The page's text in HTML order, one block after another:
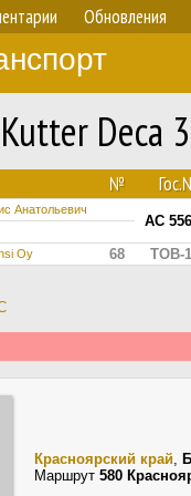
Обновления
Kutter
№
Анатольевич
АС
Oy 68 TOB-
Красноярский край,
Маршрут 580